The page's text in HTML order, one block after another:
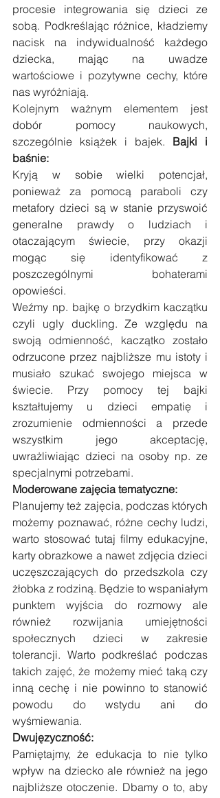
procesie integrowania się dzieci ze
sobą. Podkreślając różnice, kładziemy
nacisk na indywidualność każdego
dziecka, mając na uwadze
wartościowe i pozytywne cechy, które
nas wyróżniają.
Kolejnym ważnym elementem jest
dobór pomocy naukowych,
szczególnie książek i bajek. Bajki i
baśnie:
Kryją w sobie wielki potencjał,
ponieważ za pomocą paraboli czy
metafory dzieci są w stanie przyswoić
generalne prawdy o ludziach i
otaczającym świecie, przy okazji
mogąc się identyfikować z
poszczególnymi bohaterami
opowieści.
Weźmy np. bajkę o brzydkim kaczątku
czyli ugly duckling. Ze względu na
swoją odmienność, kaczątko zostało
odrzucone przez najbliższe mu istoty i
musiało szukać swojego miejsca w
świecie. Przy pomocy tej bajki
kształtujemy u dzieci empatię i
zrozumienie odmienności a przede
wszystkim jego akceptację,
uwrażliwiając dzieci na osoby np. ze
specjalnymi potrzebami.
Moderowane zajęcia tematyczne:
Planujemy też zajęcia, podczas których
możemy poznawać, różne cechy ludzi,
warto stosować tutaj filmy edukacyjne,
karty obrazkowe a nawet zdjęcia dzieci
uczęszczających do przedszkola czy
żłobka z rodziną. Będzie to wspaniałym
punktem wyjścia do rozmowy ale
również rozwijania umiejętności
społecznych dzieci w zakresie
tolerancji. Warto podkreślać podczas
takich zajęć, że możemy mieć taką czy
inną cechę i nie powinno to stanowić
powodu do wstydu ani do
wyśmiewania.
Dwujęzyczność:
Pamiętajmy, że edukacja to nie tylko
wpływ na dziecko ale również na jego
najbliższe otoczenie. Dbamy o to, aby